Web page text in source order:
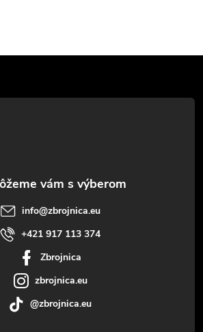
info@zbrojnica.eu
+421 917 113 374
Zbrojnica
zbrojnica.eu
@zbrojnica.eu